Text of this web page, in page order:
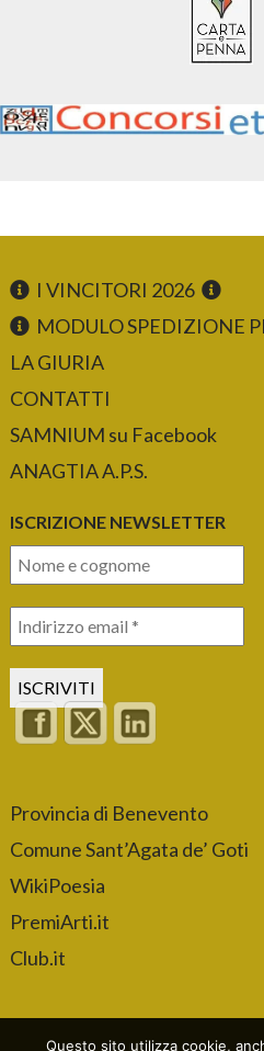
I VINCITORI 2026
MODULO SPEDIZIONE
LA GIURIA
CONTATTI
SAMNIUM su Facebook
ANAGTIA A.P.S.
ISCRIZIONE NEWSLETTER
Provincia di Benevento
Comune Sant’Agata de’ Goti
WikiPoesia
PremiArti.it
Club.it
Questo sito utilizza cookie,